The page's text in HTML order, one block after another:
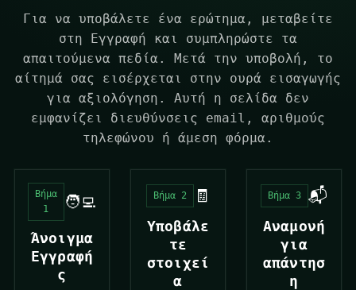
Για να υποβάλετε ένα ερώτημα, μεταβείτε
στη
Εγγραφή και συμπληρώστε τα
απαιτούμενα πεδία. Μετά την υποβολή, το
αίτημά σας εισέρχεται στην ουρά εισαγωγής
για αξιολόγηση. Αυτή η σελίδα δεν
εμφανίζει διευθύνσεις email, αριθμούς
τηλεφώνου ή άμεση φόρμα.
Βήμα
1
🧑‍💻
Άνοιγμα
Εγγραφή
ς
Βήμα 2 🧾
Υποβάλε
τε
στοιχεί
α
Βήμα 3 📬
Αναμονή
για
απάντησ
η